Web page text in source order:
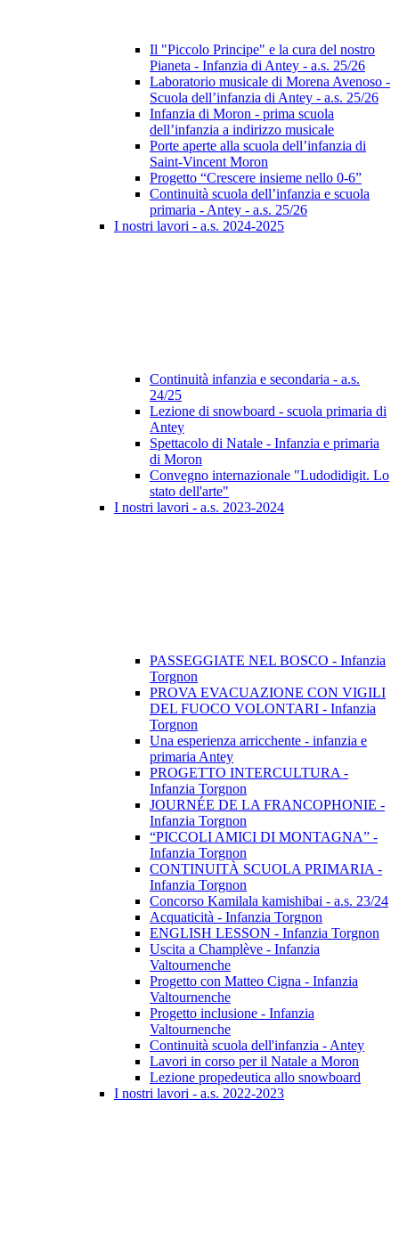
Il "Piccolo Principe" e la cura del nostro
Pianeta - Infanzia di Antey - a.s. 25/26
Laboratorio musicale di Morena Avenoso -
Scuola dell’infanzia di Antey - a.s. 25/26
Infanzia di Moron - prima scuola
dell’infanzia a indirizzo musicale
Porte aperte alla scuola dell’infanzia di
Saint-Vincent Moron
Progetto “Crescere insieme nello 0-6”
Continuità scuola dell’infanzia e scuola
primaria - Antey - a.s. 25/26
I nostri lavori - a.s. 2024-2025
Continuità infanzia e secondaria - a.s.
24/25
Lezione di snowboard - scuola primaria di
Antey
Spettacolo di Natale - Infanzia e primaria
di Moron
Convegno internazionale "Ludodidigit. Lo
stato dell'arte"
I nostri lavori - a.s. 2023-2024
PASSEGGIATE NEL BOSCO - Infanzia
Torgnon
PROVA EVACUAZIONE CON VIGILI
DEL FUOCO VOLONTARI - Infanzia
Torgnon
Una esperienza arricchente - infanzia e
primaria Antey
PROGETTO INTERCULTURA -
Infanzia Torgnon
JOURNÉE DE LA FRANCOPHONIE -
Infanzia Torgnon
“PICCOLI AMICI DI MONTAGNA” -
Infanzia Torgnon
CONTINUITÀ SCUOLA PRIMARIA -
Infanzia Torgnon
Concorso Kamilala kamishibai - a.s. 23/24
Acquaticità - Infanzia Torgnon
ENGLISH LESSON - Infanzia Torgnon
Uscita a Champlève - Infanzia
Valtournenche
Progetto con Matteo Cigna - Infanzia
Valtournenche
Progetto inclusione - Infanzia
Valtournenche
Continuità scuola dell'infanzia - Antey
Lavori in corso per il Natale a Moron
Lezione propedeutica allo snowboard
I nostri lavori - a.s. 2022-2023